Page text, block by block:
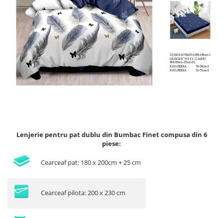
Lenjerii de pat Bumbac 100%
Lenjerii de pat Cocolino
Lenjerii de pat Finet + 2 Draperii
Lenjerii de pat Saten 4 piese cu
elastic
Lenjerie pentru pat dublu din Bumbac Finet compusa din 6
piese:
Cearceaf pat: 180 x 200cm + 25 cm
Cearceaf pilota: 200 x 230 cm